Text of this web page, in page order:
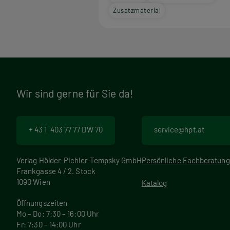
Zusatzmaterial
Wir sind gerne für Sie da!
+ 43 1 403 77 77 DW 70
Verlag Hölder-Pichler-Tempsky GmbH
Frankgasse 4 / 2. Stock
1090 Wien
Öffnungszeiten
Mo – Do: 7:30 – 16:00 Uhr
Fr: 7:30 – 14:00 Uhr
service@hpt.at
Persönliche Fachberatung
Katalog